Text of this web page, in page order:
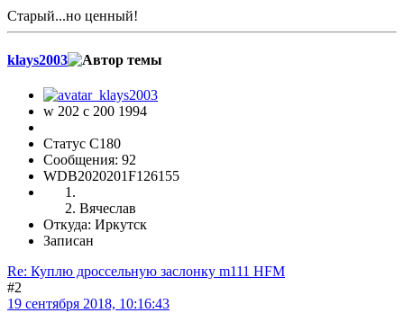
Старый...но ценный!
klays2003
w 202 c 200 1994
Статус C180
Сообщения: 92
WDB2020201F126155
Вячеслав
Откуда: Иркутск
Записан
Re: Куплю дроссельную заслонку m111 HFM
#2
19 сентября 2018, 10:16:43